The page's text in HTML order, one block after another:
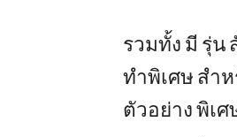
รวมทั้ง มี รุ่น
ทำพิเศษ สำ
ตัวอย่าง พิเศ